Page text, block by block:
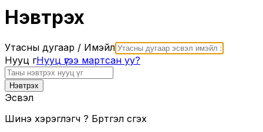
Нэвтрэх
Утасны дугаар / Имэйл
Нууц үгНууц үгээ мартсан уу?
Нэвтрэх
Эсвэл
Шинэ хэрэглэгч үү? Бүртгэл үүсгэх